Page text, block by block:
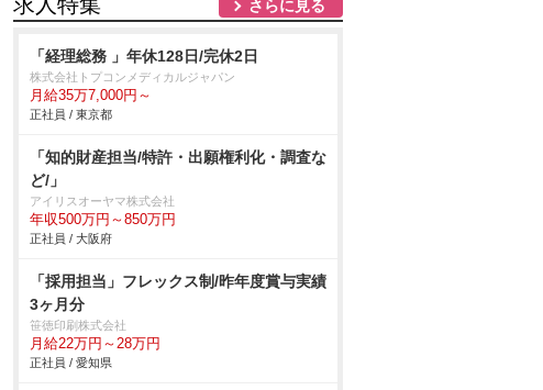
さらに見る
「経理総務 」年休128日/完休2日
株式会社トプコンメディカルジャパン
月給35万7,000円～
正社員 / 東京都
「知的財産担当/特許・出願権利化・調査な
ど/」
アイリスオーヤマ株式会社
年収500万円～850万円
正社員 / 大阪府
「採用担当」フレックス制/昨年度賞与実績
3ヶ月分
笹徳印刷株式会社
月給22万円～28万円
正社員 / 愛知県